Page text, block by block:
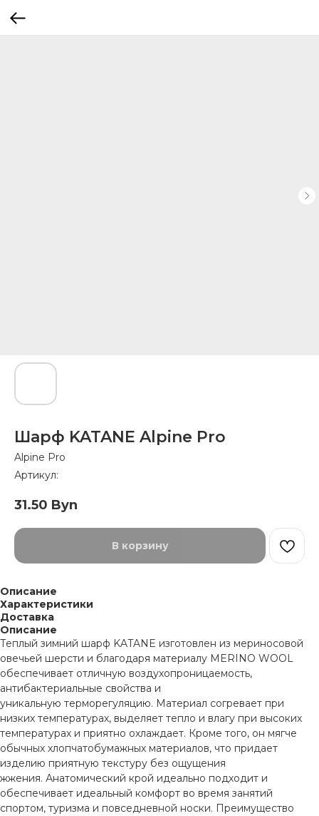
Шарф KATANE Alpine Pro
Alpine Pro
Артикул:
31.50 Byn
В корзину
Описание
Характеристики
Доставка
Описание
Теплый зимний шарф KATANE изготовлен из мериносовой
овечьей шерсти и благодаря материалу MERINO WOOL
обеспечивает отличную воздухопроницаемость,
антибактериальные свойства и
уникальную терморегуляцию. Материал согревает при
низких температурах, выделяет тепло и влагу при высоких
температурах и приятно охлаждает. Кроме того, он мягче
обычных хлопчатобумажных материалов, что придает
изделию приятную текстуру без ощущения
жжения. Анатомический крой идеально подходит и
обеспечивает идеальный комфорт во время занятий
спортом, туризма и повседневной носки. Преимущество